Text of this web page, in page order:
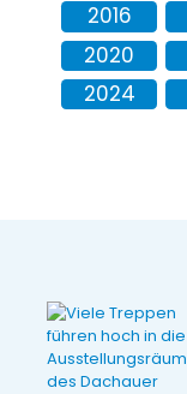
2016
2020
2024